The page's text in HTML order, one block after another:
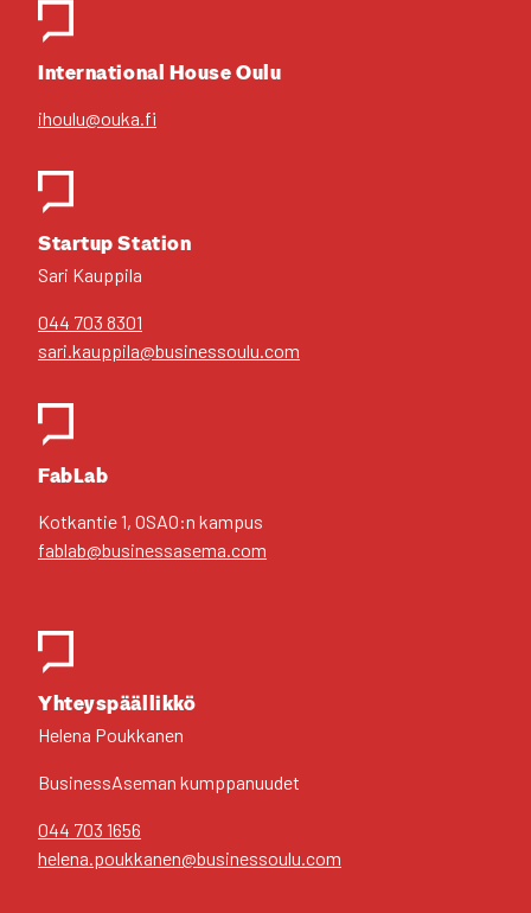
Inter­na­tio­nal House Oulu
ihoulu@ouka.fi
Star­tup Sta­tion
Sari Kaup­pi­la
044 703 8301
sari.kauppila@businessoulu.com
FabLab
Kot­kan­tie 1, OSAO:n kam­pus
fablab@businessasema.com
Yhteys­pääl­lik­kö
Hele­na Pouk­ka­nen
Business­Aseman kump­pa­nuu­det
044 703 1656
helena.poukkanen@businessoulu.com